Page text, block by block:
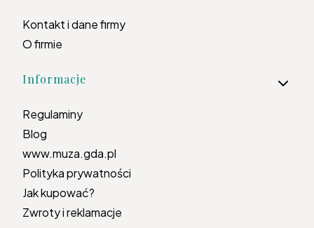
Kontakt i dane firmy
O firmie
Informacje
Regulaminy
Blog
www.muza.gda.pl
Polityka prywatności
Jak kupować?
Zwroty i reklamacje